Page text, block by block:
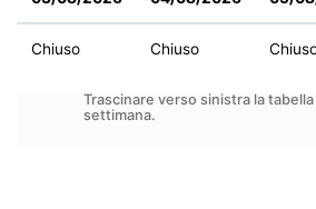
Chiuso Chiuso
Trascinare verso sinistra la
settimana.